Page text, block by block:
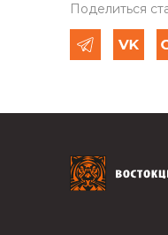
Поделиться